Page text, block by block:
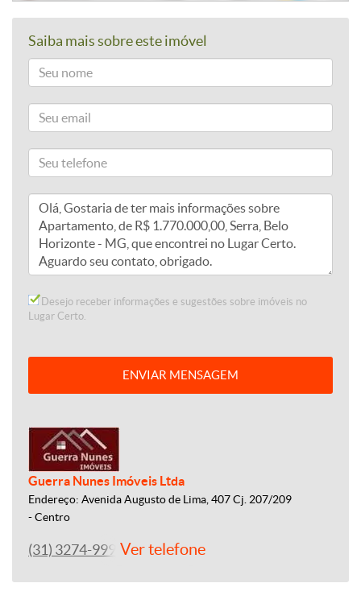
Saiba mais sobre este imóvel
Desejo receber informações e sugestões sobre imóveis no
Lugar Certo.
ENVIAR MENSAGEM
Guerra Nunes Imóveis Ltda
Endereço: Avenida Augusto de Lima, 407 Cj. 207/209
- Centro
(31) 3274-9993Ver telefone